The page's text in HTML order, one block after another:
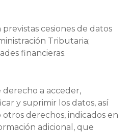
previstas cesiones de datos
Tributaria;
financieras.
derecho a acceder,
y suprimir los datos, así
otros derechos, indicados en
adicional, que